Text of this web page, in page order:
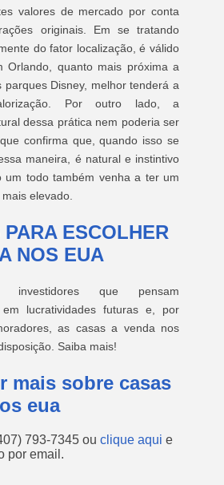
valores de mercado por conta
originais. Em se tratando
do fator localização, é válido
Orlando, quanto mais próxima a
parques Disney, melhor tenderá a
Por outro lado, a
dessa prática nem poderia ser
confirma que, quando isso se
maneira, é natural e instintivo
um todo também venha a ter um
elevado.
ESCOLHER
NOS EUA
investidores que pensam
em lucratividades futuras e, por
as casas a venda nos
Saiba mais!
mais sobre casas
eua
793-7345 ou clique aqui e
por email.